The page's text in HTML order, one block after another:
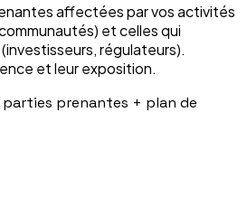
affectées par vos activités
et celles qui
régulateurs).
et leur exposition.
parties prenantes + plan de